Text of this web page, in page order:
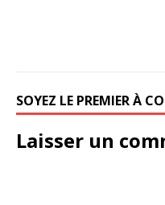
SOYEZ LE PREMIER À
Laisser un